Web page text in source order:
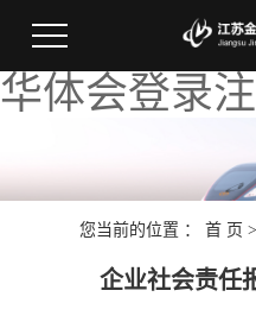
华体会登录
您当前的位置 ：首 页
企业社会责任